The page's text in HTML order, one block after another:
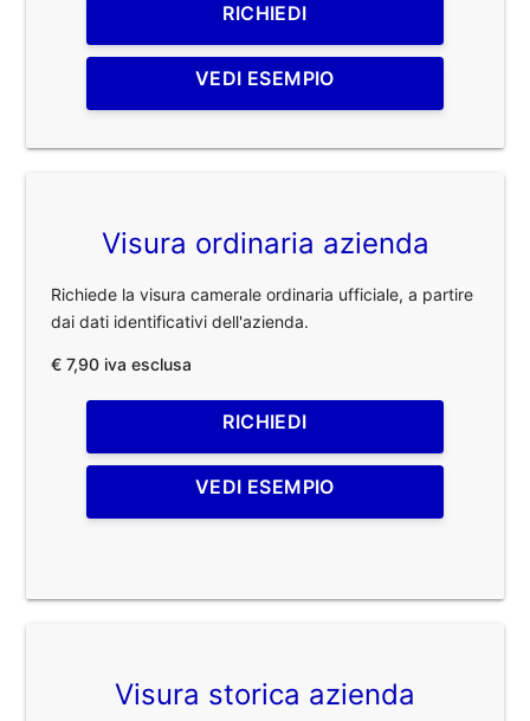
RICHIEDI
VEDI ESEMPIO
Visura ordinaria azienda
Richiede la visura camerale ordinaria ufficiale, a partire
dai dati identificativi dell'azienda.
€ 7,90 iva esclusa
RICHIEDI
VEDI ESEMPIO
Visura storica azienda